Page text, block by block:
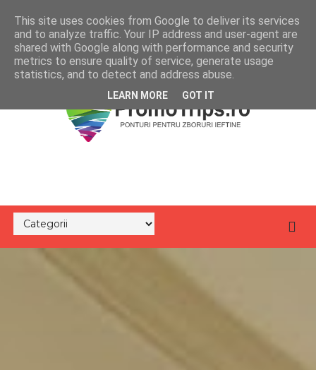
This site uses cookies from Google to deliver its services
and to analyze traffic. Your IP address and user-agent are
shared with Google along with performance and security
metrics to ensure quality of service, generate usage
statistics, and to detect and address abuse.
LEARN MORE GOT IT